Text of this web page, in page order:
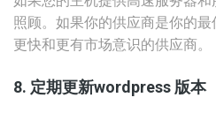
照顾。如果你的供应商是你的
更快和更有市场意识的供应商。
8. 定期更新wordpress 版本